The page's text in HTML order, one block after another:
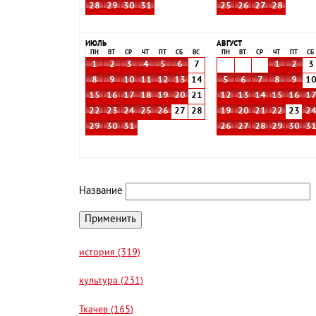
28
29 30 31
25
26 27 28
ИЮЛЬ
ПН ВТ СР ЧТ СБ ВС
1 2 3 4 5 6
7
8
9 10 11 12 13
14
15
16 17 18 19 20
21
22
23 24 25 26 27
28
29
30 31
АВГУСТ
ПН ВТ СР ЧТ СБ
1 2 3
5
6 7 8 9 10
12
13 14 15 16 17
19
20 21 22 23 24
26
27 28 29 30 31
Название
история (319)
культура (231)
Ткачев (165)